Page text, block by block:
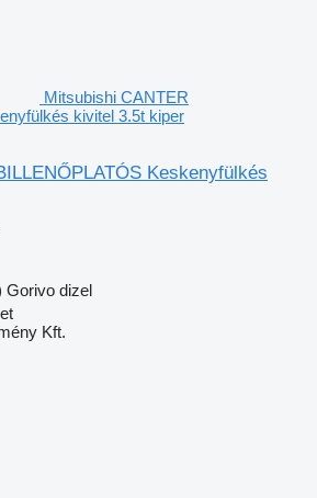
Mitsubishi CANTER
kivitel 3.5t kiper
Keskenyfülkés
Gorivo dizel
Kft.